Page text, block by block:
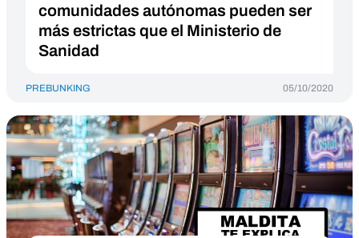
comunidades autónomas pueden ser
más estrictas que el Ministerio de
Sanidad
PREBUNKING 05/10/2020